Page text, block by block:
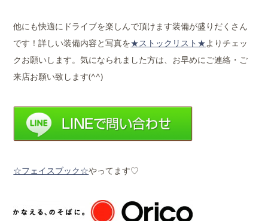
他にも快適にドライブを楽しんで頂けます装備が盛りだくさん
です！詳しい装備内容と写真を★ストックリスト★よりチェッ
クお願いします。気になられました方は、お早めにご連絡・ご
来店お願い致します(^^)
☆フェイスブック☆やってます♡